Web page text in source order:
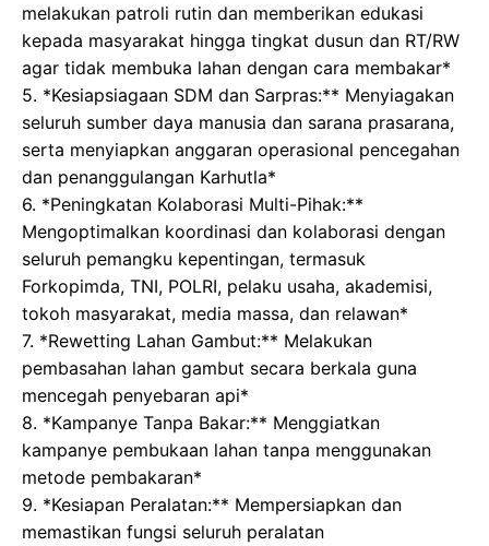
melakukan patroli rutin dan memberikan edukasi
kepada masyarakat hingga tingkat dusun dan RT/RW
agar tidak membuka lahan dengan cara membakar*
5. *Kesiapsiagaan SDM dan Sarpras:** Menyiagakan
seluruh sumber daya manusia dan sarana prasarana,
serta menyiapkan anggaran operasional pencegahan
dan penanggulangan Karhutla*
6. *Peningkatan Kolaborasi Multi-Pihak:**
Mengoptimalkan koordinasi dan kolaborasi dengan
seluruh pemangku kepentingan, termasuk
Forkopimda, TNI, POLRI, pelaku usaha, akademisi,
tokoh masyarakat, media massa, dan relawan*
7. *Rewetting Lahan Gambut:** Melakukan
pembasahan lahan gambut secara berkala guna
mencegah penyebaran api*
8. *Kampanye Tanpa Bakar:** Menggiatkan
kampanye pembukaan lahan tanpa menggunakan
metode pembakaran*
9. *Kesiapan Peralatan:** Mempersiapkan dan
memastikan fungsi seluruh peralatan